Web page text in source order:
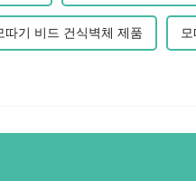
따기 비드 건식벽체 제품